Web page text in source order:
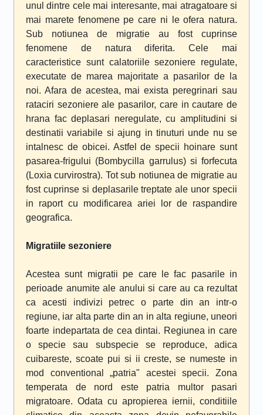
unul dintre cele mai interesante, mai atragatoare si
mai marete fenomene pe care ni le ofera natura.
Sub notiunea de migratie au fost cuprinse
fenomene de natura diferita. Cele mai
caracteristice sunt calatoriile sezoniere regulate,
executate de marea majoritate a pasarilor de la
noi. Afara de acestea, mai exista peregrinari sau
rataciri sezoniere ale pasarilor, care in cautare de
hrana fac deplasari neregulate, cu amplitudini si
destinatii variabile si ajung in tinuturi unde nu se
intalnesc de obicei. Astfel de specii hoinare sunt
pasarea-frigului (Bombycilla garrulus) si forfecuta
(Loxia curvirostra). Tot sub notiunea de migratie au
fost cuprinse si deplasarile treptate ale unor specii
in raport cu modificarea ariei lor de raspandire
geografica.
Migratiile sezoniere
Acestea sunt migratii pe care le fac pasarile in
perioade anumite ale anului si care au ca rezultat
ca acesti indivizi petrec o parte din an intr-o
regiune, iar alta parte din an in alta regiune, uneori
foarte indepartata de cea dintai. Regiunea in care
o specie sau subspecie se reproduce, adica
cuibareste, scoate pui si ii creste, se numeste in
mod conventional „patria" acestei specii. Zona
temperata de nord este patria multor pasari
migratoare. Odata cu apropierea iernii, conditiile